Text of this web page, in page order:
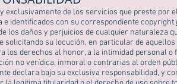
exclusivamente de los servicios que preste por
e identificados con su correspondiente copyright.
los daños y perjuicios de cualquier naturaleza
solicitando su locución, en particular de
los derechos al honor, a la intimidad personal
no verídica, inmoral o contrarias al orden
declara bajo su exclusiva responsabilidad, y